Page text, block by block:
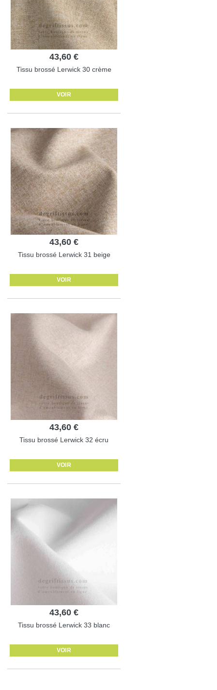
43,60 €
Tissu brossé Lerwick 30 crème
VOIR
43,60 €
Tissu brossé Lerwick 31 beige
VOIR
43,60 €
Tissu brossé Lerwick 32 écru
VOIR
43,60 €
Tissu brossé Lerwick 33 blanc
VOIR